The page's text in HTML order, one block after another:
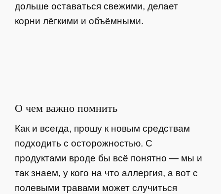
дольше оставаться свежими, делает
корни лёгкими и объёмными.
О чем важно помнить
Как и всегда, прошу к новым средствам
подходить с осторожностью. С
продуктами вроде бы всё понятно — мы и
так знаем, у кого на что аллергия, а вот с
полевыми травами может случиться